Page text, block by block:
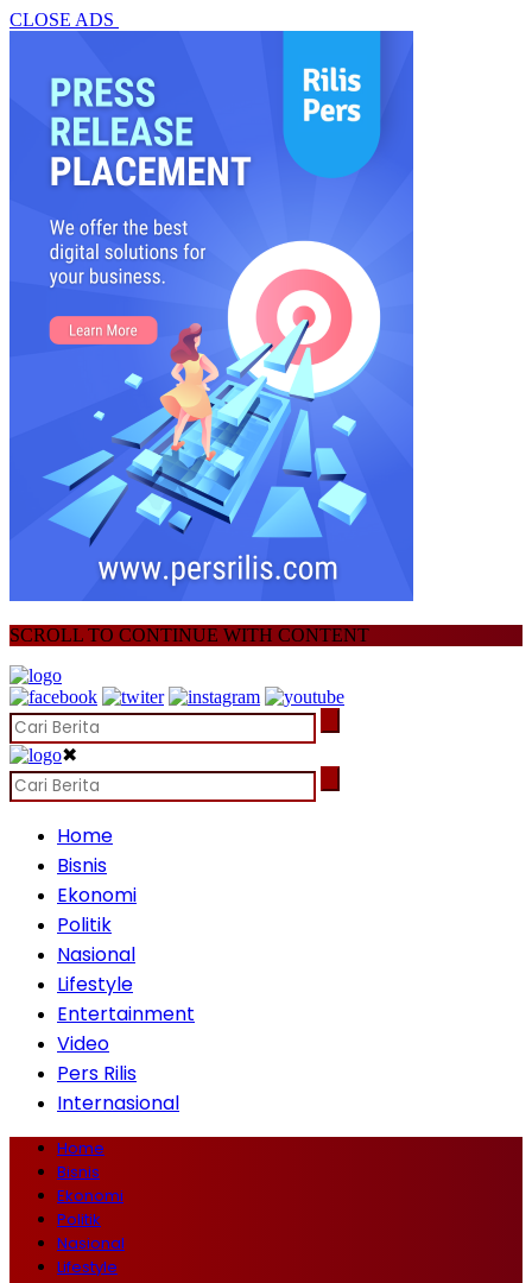
CLOSE ADS
SCROLL TO CONTINUE WITH CONTENT
✖
Home
Bisnis
Ekonomi
Politik
Nasional
Lifestyle
Entertainment
Video
Pers Rilis
Internasional
Home
Bisnis
Ekonomi
Politik
Nasional
Lifestyle